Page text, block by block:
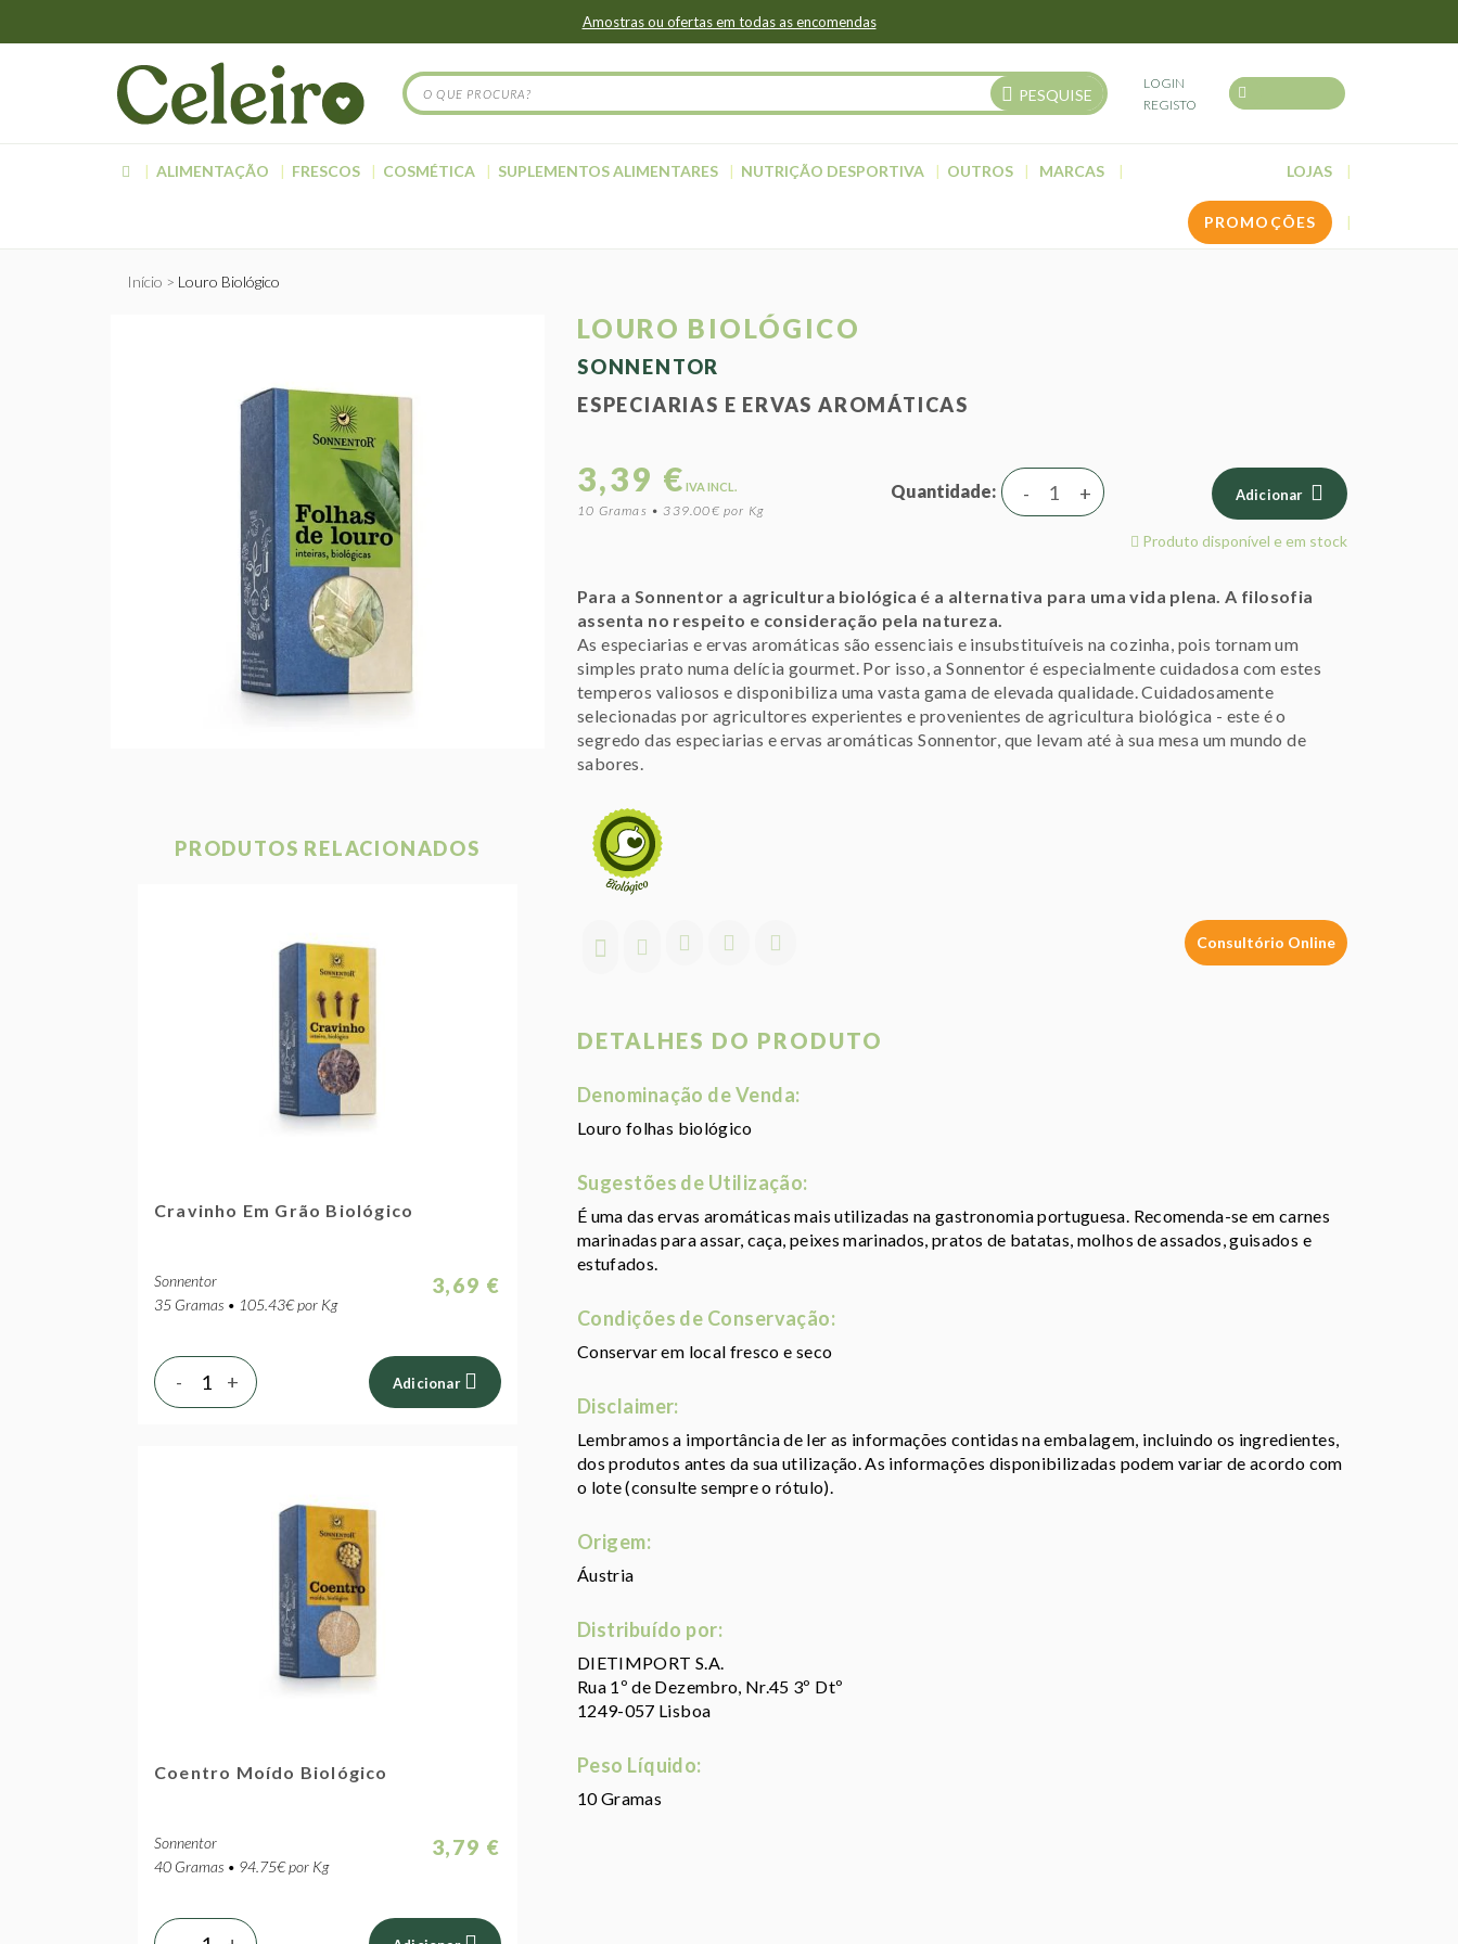
Amostras ou ofertas em todas as encomendas
PESQUISE
LOGIN
REGISTO
ALIMENTAÇÃO FRESCOS COSMÉTICA SUPLEMENTOS ALIMENTARES NUTRIÇÃO DESPORTIVA OUTROS MARCAS LOJAS
PROMOÇÕES
Início Louro Biológico
LOURO BIOLÓGICO
SONNENTOR
ESPECIARIAS E ERVAS AROMÁTICAS
3,39 € IVA INCL.
10 Gramas • 339.00€ por Kg
Quantidade +
- Adicionar
Produto disponível e em stock
Para a Sonnentor a agricultura biológica é a alternativa para uma vida plena. A filosofia
assenta no respeito e consideração pela natureza.
As especiarias e ervas aromáticas são essenciais e insubstituíveis na cozinha, pois tornam um
simples prato numa delícia gourmet. Por isso, a Sonnentor é especialmente cuidadosa com estes
temperos valiosos e disponibiliza uma vasta gama de elevada qualidade. Cuidadosamente
selecionadas por agricultores experientes e provenientes de agricultura biológica - este é o
segredo das especiarias e ervas aromáticas Sonnentor, que levam até à sua mesa um mundo de
sabores.
Consultório Online
DETALHES DO PRODUTO
Denominação de Venda:
Louro folhas biológico
Sugestões de Utilização:
É uma das ervas aromáticas mais utilizadas na gastronomia portuguesa. Recomenda-se em carnes
marinadas para assar, caça, peixes marinados, pratos de batatas, molhos de assados, guisados e
estufados.
Condições de Conservação:
Conservar em local fresco e seco
Disclaimer:
Lembramos a importância de ler as informações contidas na embalagem, incluindo os ingredientes,
dos produtos antes da sua utilização. As informações disponibilizadas podem variar de acordo com
o lote (consulte sempre o rótulo).
Origem:
Áustria
Distribuído por:
DIETIMPORT S.A.
Rua 1º de Dezembro, Nr.45 3º Dtº
1249-057 Lisboa
Peso Líquido:
10 Gramas
PRODUTOS RELACIONADOS
Cravinho Em Grão Biológico
Sonnentor
35 Gramas • 105.43€ por Kg
3,69 €
+
- Adicionar
Coentro Moído Biológico
Sonnentor
40 Gramas • 94.75€ por Kg
3,79 €